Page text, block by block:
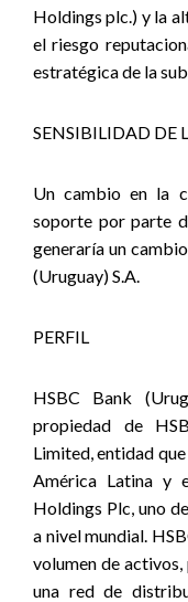
Holdings plc.) y la
el riesgo
estratégica de la
SENSIBILIDAD DE
Un cambio en la
soporte por parte
generaría un
(Uruguay) S.A.
PERFIL
HSBC Bank
propiedad de
Limited, entidad
América Latina y
Holdings Plc, uno
a nivel mundial.
volumen de
una red de